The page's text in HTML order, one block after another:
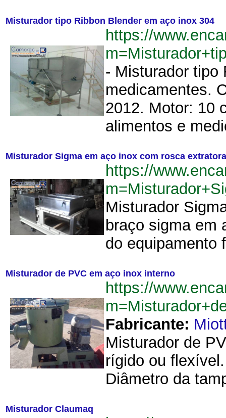
Misturador tipo Ribbon Blender em aço inox 304
https://
- Misturador tipo
medicamentes.
2012. Motor: 10
alimentos e
Misturador Sigma em aço inox com rosca
https://
Misturador
braço sigma em
do equipamento
Misturador de PVC em aço inox interno
https://
Fabricante:
Misturador de
rígido ou
Diâmetro da
Misturador Claumaq